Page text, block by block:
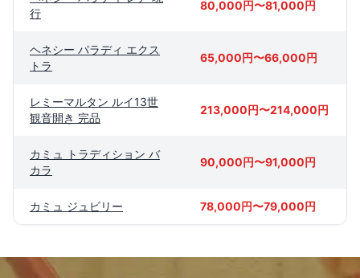
行
80,000円〜81,000円
ヘネシー パラディ エクス
トラ
65,000円〜66,000円
レミーマルタン ルイ13世
観音開き 完品
213,000円〜214,000円
カミュ トラディション バ
カラ
90,000円〜91,000円
カミュ ジュビリー 78,000円〜79,000円